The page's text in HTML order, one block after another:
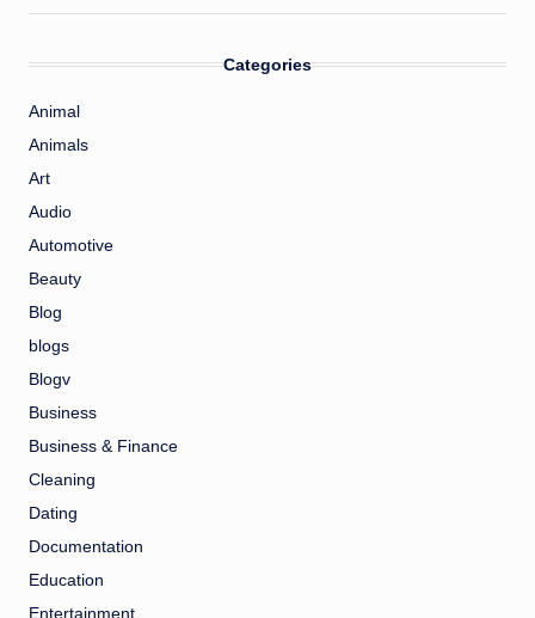
Categories
Animal
Animals
Art
Audio
Automotive
Beauty
Blog
blogs
Blogv
Business
Business & Finance
Cleaning
Dating
Documentation
Education
Entertainment